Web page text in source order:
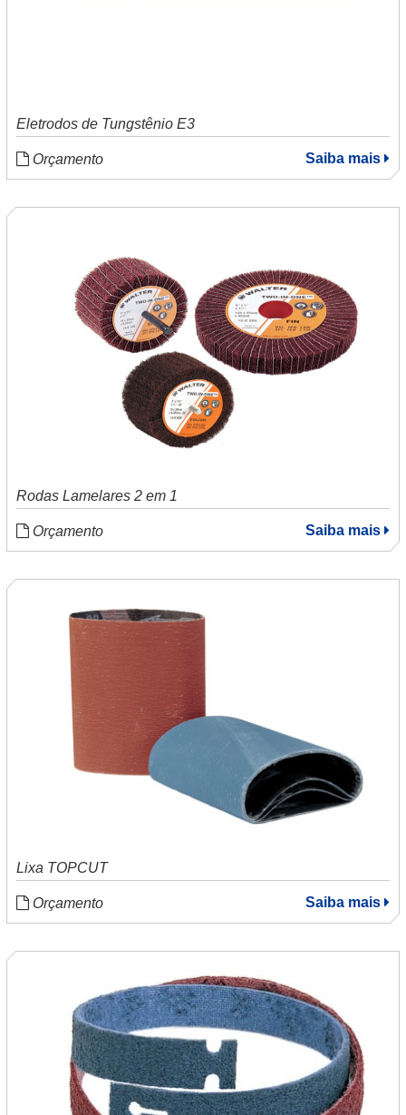
Eletrodos de Tungstênio E3
Orçamento Saiba mais
Rodas Lamelares 2 em 1
Orçamento Saiba mais
Lixa TOPCUT
Orçamento Saiba mais